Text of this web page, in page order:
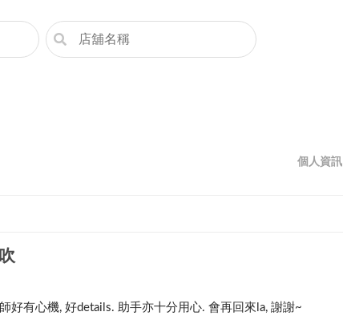
個人資訊
好有心機, 好details. 助手亦十分用心. 會再回來la, 謝謝~